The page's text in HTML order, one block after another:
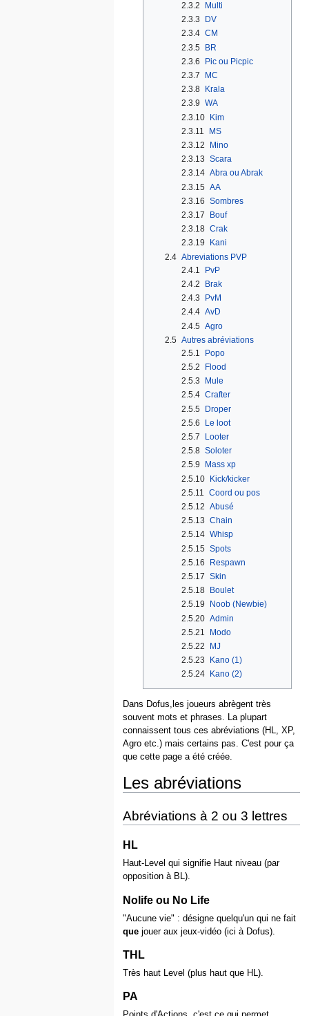
2.3.2
Multi
2.3.3
DV
2.3.4 CM
2.3.5 BR
2.3.6
Pic ou Picpic
2.3.7
MC
2.3.8
Krala
2.3.9 WA
2.3.10 Kim
2.3.11
MS
2.3.12
Mino
2.3.13 Scara
2.3.14 Abra ou Abrak
2.3.15 AA
2.3.16 Sombres
2.3.17
Bouf
2.3.18 Crak
2.3.19
Kani
2.4 Abreviations PVP
2.4.1
PvP
2.4.2
Brak
2.4.3
PvM
2.4.4 AvD
2.4.5 Agro
2.5 Autres abréviations
2.5.1
Popo
2.5.2
Flood
2.5.3
Mule
2.5.4 Crafter
2.5.5 Droper
2.5.6
Le loot
2.5.7
Looter
2.5.8 Soloter
2.5.9
Mass xp
2.5.10 Kick/kicker
2.5.11
Coord ou pos
2.5.12 Abusé
2.5.13 Chain
2.5.14 Whisp
2.5.15 Spots
2.5.16
Respawn
2.5.17 Skin
2.5.18
Boulet
2.5.19
Noob (Newbie)
2.5.20 Admin
2.5.21
Modo
2.5.22
MJ
2.5.23
Kano (1)
2.5.24
Kano (2)
Dans Dofus,les joueurs abrègent très
souvent mots et phrases. La plupart
connaissent tous ces abréviations (HL, XP,
Agro etc.) mais certains pas. C'est pour ça
que cette page a été créée.
Les abréviations
Abréviations à 2 ou 3 lettres
HL
Haut-Level qui signifie Haut niveau (par
opposition à BL).
Nolife ou No Life
"Aucune vie" : désigne quelqu'un qui ne fait
quejouer aux jeux-vidéo (ici à Dofus).
THL
Très haut Level (plus haut que HL).
PA